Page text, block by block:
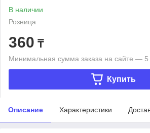
В наличии
Розница
360 ₸
Минимальная сумма заказа на сайте — 5
Купить
Описание Характеристики